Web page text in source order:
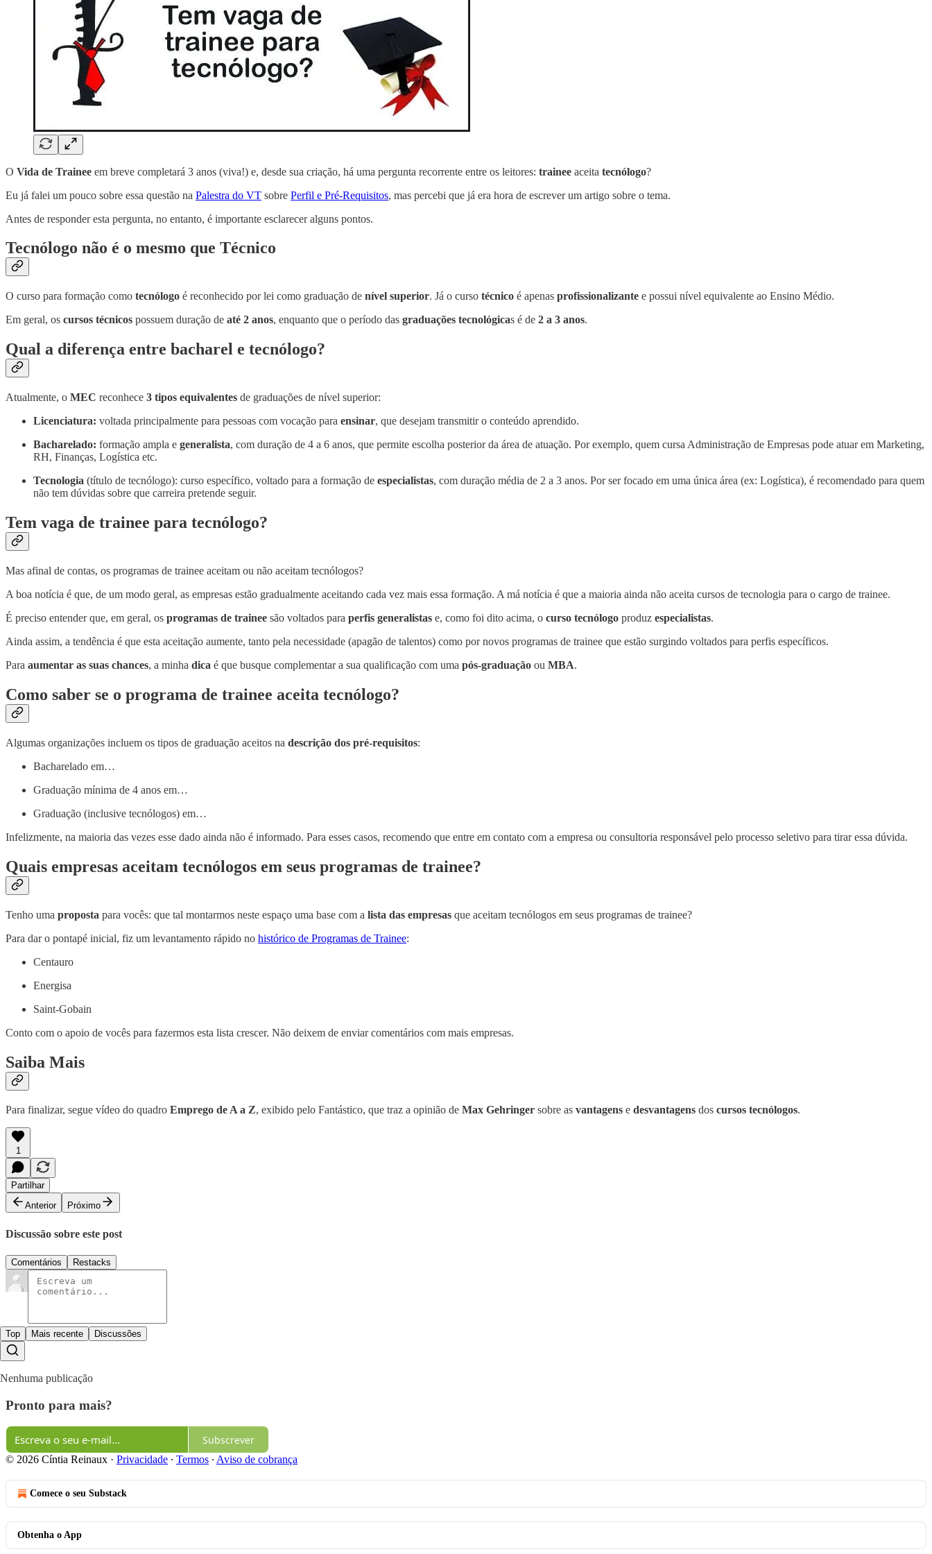
O Vida de Trainee em breve completará 3 anos (viva!) e, desde sua criação, há uma pergunta recorrente entre os leitores: trainee aceita tecnólogo?
Eu já falei um pouco sobre essa questão na Palestra do VT sobre Perfil e Pré-Requisitos, mas percebi que já era hora de escrever um artigo sobre o tema.
Antes de responder esta pergunta, no entanto, é importante esclarecer alguns pontos.
Tecnólogo não é o mesmo que Técnico
O curso para formação como tecnólogo é reconhecido por lei como graduação de nível superior. Já o curso técnico é apenas profissionalizante e possui nível equivalente ao Ensino Médio.
Em geral, os cursos técnicos possuem duração de até 2 anos, enquanto que o período das graduações tecnológicas é de 2 a 3 anos.
Qual a diferença entre bacharel e tecnólogo?
Atualmente, o MEC reconhece 3 tipos equivalentes de graduações de nível superior:
Licenciatura: voltada principalmente para pessoas com vocação para ensinar, que desejam transmitir o conteúdo aprendido.
Bacharelado: formação ampla e generalista, com duração de 4 a 6 anos, que permite escolha posterior da área de atuação. Por exemplo, quem cursa Administração de Empresas pode atuar em Marketing,
RH, Finanças, Logística etc.
Tecnologia (título de tecnólogo): curso específico, voltado para a formação de especialistas, com duração média de 2 a 3 anos. Por ser focado em uma única área (ex: Logística), é recomendado para quem
não tem dúvidas sobre que carreira pretende seguir.
Tem vaga de trainee para tecnólogo?
Mas afinal de contas, os programas de trainee aceitam ou não aceitam tecnólogos?
A boa notícia é que, de um modo geral, as empresas estão gradualmente aceitando cada vez mais essa formação. A má notícia é que a maioria ainda não aceita cursos de tecnologia para o cargo de trainee.
É preciso entender que, em geral, os programas de trainee são voltados para perfis generalistas e, como foi dito acima, o curso tecnólogo produz especialistas.
Ainda assim, a tendência é que esta aceitação aumente, tanto pela necessidade (apagão de talentos) como por novos programas de trainee que estão surgindo voltados para perfis específicos.
Para aumentar as suas chances, a minha dica é que busque complementar a sua qualificação com uma pós-graduação ou MBA.
Como saber se o programa de trainee aceita tecnólogo?
Algumas organizações incluem os tipos de graduação aceitos na descrição dos pré-requisitos:
Bacharelado em…
Graduação mínima de 4 anos em…
Graduação (inclusive tecnólogos) em…
Infelizmente, na maioria das vezes esse dado ainda não é informado. Para esses casos, recomendo que entre em contato com a empresa ou consultoria responsável pelo processo seletivo para tirar essa dúvida.
Quais empresas aceitam tecnólogos em seus programas de trainee?
Tenho uma proposta para vocês: que tal montarmos neste espaço uma base com a lista das empresas que aceitam tecnólogos em seus programas de trainee?
Para dar o pontapé inicial, fiz um levantamento rápido no histórico de Programas de Trainee:
Centauro
Energisa
Saint-Gobain
Conto com o apoio de vocês para fazermos esta lista crescer. Não deixem de enviar comentários com mais empresas.
Saiba Mais
Para finalizar, segue vídeo do quadro Emprego de A a Z, exibido pelo Fantástico, que traz a opinião de Max Gehringer sobre as vantagens e desvantagens dos cursos tecnólogos.
1
Partilhar
Anterior
Próximo
Discussão sobre este post
Comentários Restacks
Top Mais recente Discussões
Nenhuma publicação
Pronto para mais?
Subscrever
© 2026 Cíntia Reinaux · Privacidade ∙ Termos ∙ Aviso de cobrança
Comece o seu Substack
Obtenha o App